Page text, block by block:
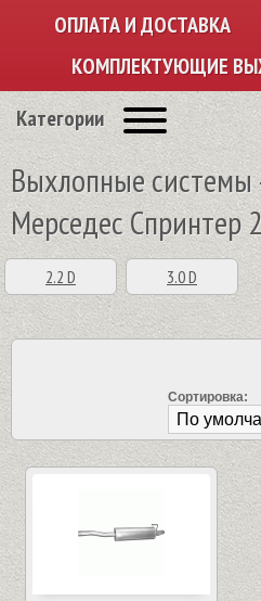
ОПЛАТА И ДОСТАВКА
КОМПЛЕКТУЮЩИЕ
Категории
Выхлопные системы
Мерседес Спринтер
2.2 D 3.0 D
Сортировка: